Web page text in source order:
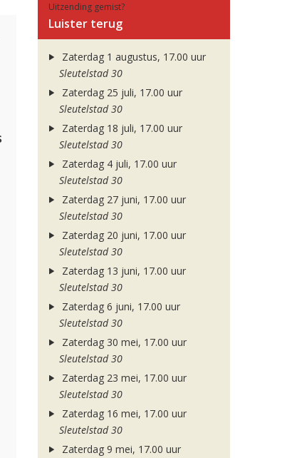
Uitzending gemist?
Luister terug
Zaterdag 1 augustus, 17.00 uur
Sleutelstad 30
Zaterdag 25 juli, 17.00 uur
Sleutelstad 30
Zaterdag 18 juli, 17.00 uur
Sleutelstad 30
Zaterdag 4 juli, 17.00 uur
Sleutelstad 30
Zaterdag 27 juni, 17.00 uur
Sleutelstad 30
Zaterdag 20 juni, 17.00 uur
Sleutelstad 30
Zaterdag 13 juni, 17.00 uur
Sleutelstad 30
Zaterdag 6 juni, 17.00 uur
Sleutelstad 30
Zaterdag 30 mei, 17.00 uur
Sleutelstad 30
Zaterdag 23 mei, 17.00 uur
Sleutelstad 30
Zaterdag 16 mei, 17.00 uur
Sleutelstad 30
Zaterdag 9 mei, 17.00 uur